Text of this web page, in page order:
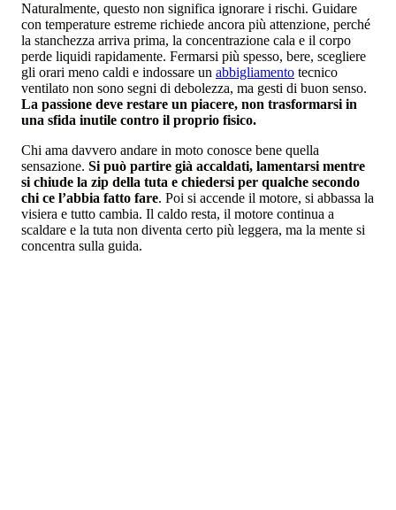
Naturalmente, questo non significa ignorare i rischi. Guidare
con temperature estreme richiede ancora più attenzione, perché
la stanchezza arriva prima, la concentrazione cala e il corpo
perde liquidi rapidamente. Fermarsi più spesso, bere, scegliere
gli orari meno caldi e indossare un abbigliamento tecnico
ventilato non sono segni di debolezza, ma gesti di buon senso.
La passione deve restare un piacere, non trasformarsi in
una sfida inutile contro il proprio fisico.
Chi ama davvero andare in moto conosce bene quella
sensazione. Si può partire già accaldati, lamentarsi mentre
si chiude la zip della tuta e chiedersi per qualche secondo
chi ce l’abbia fatto fare. Poi si accende il motore, si abbassa la
visiera e tutto cambia. Il caldo resta, il motore continua a
scaldare e la tuta non diventa certo più leggera, ma la mente si
concentra sulla guida.